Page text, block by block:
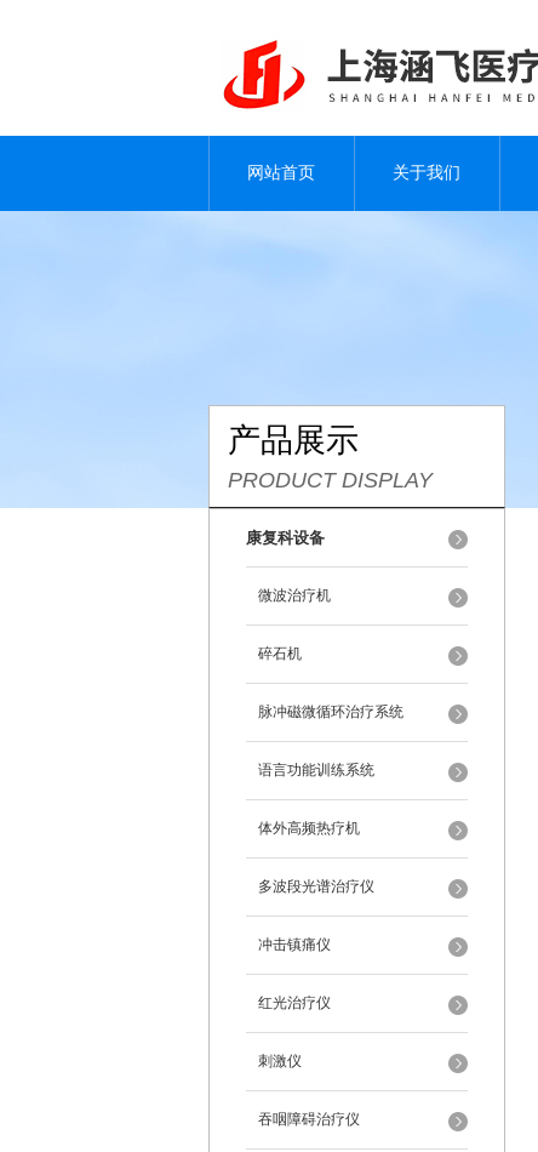
网站首页 关于我们
产品展示
PRODUCT DISPLAY
康复科设备
微波治疗机
碎石机
脉冲磁微循环治疗系统
语言功能训练系统
体外高频热疗机
多波段光谱治疗仪
冲击镇痛仪
红光治疗仪
刺激仪
吞咽障碍治疗仪